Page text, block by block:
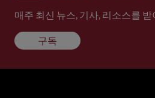
매주 최신 뉴스, 기사, 리소스를 받
구독